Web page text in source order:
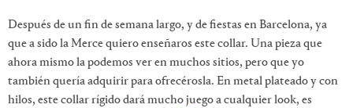
Después de un fin de semana largo, y de fiestas en Barcelona, ya
que a sido la Merce quiero enseñaros este collar. Una pieza que
ahora mismo la podemos ver en muchos sitios, pero que yo
también quería adquirir para ofrecérosla. En metal plateado y con
hilos, este collar rígido dará mucho juego a cualquier look, es